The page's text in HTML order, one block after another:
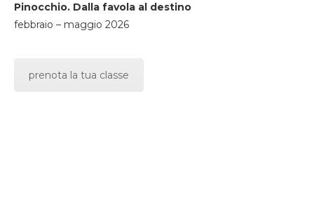
Pinocchio. Dalla favola al destino
febbraio – maggio 2026
prenota la tua classe